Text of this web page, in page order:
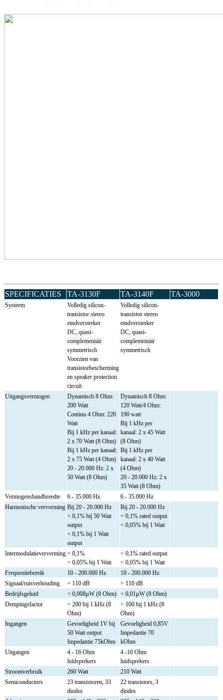
SPECIFICATIES TA-3130F TA-3140F TA-3000
Systeem
Volledig silicon-
transistor stereo
eindversterker
DC, quasi-
complementair
symmetrisch
Voorzien van
transistorbescherming
en speaker protection
circuit
Volledig silicon-
transistor stereo
eindversterker
DC, quasi-
complementair
symmetrisch
Uitgangsvermogen
Dynamisch 8 Ohm:
200 Watt
Continu 4 Ohm: 220
Watt
Bij 1 kHz per kanaal:
2 x 70 Watt (8 Ohm)
Bij 1 kHz per kanaal:
2 x 75 Watt (4 Ohm)
20 - 20.000 Hz: 2 x
50 Watt (8 Ohm)
Dynamisch 8 Ohm:
120 Watt/4 Ohm:
190 watt
Bij 1 kHz per
kanaal: 2 x 45 Watt
(8 Ohm)
Bij 1 kHz per
kanaal: 2 x 40 Watt
(4 Ohm)
20 - 20.000 Hz: 2 x
35 Watt (8 Ohm)
Vermogensbandbreedte
6 - 35.000 Hz
6 - 35.000 Hz
Harmonische vervorming Bij 20 - 20.000 Hz
< 0,1% bij 50 Watt
output
< 0,1% bij 1 Watt
output
Bij 20 - 20.000 Hz
< 0,1% rated output
< 0,05% bij 1 Watt
Intermodulatieververming < 0,1%
< 0,05% bij 1 Watt
< 0,1% rated output
< 0,05% bij 1 Watt
Frequentiebereik
10 - 200.000 Hz
10 - 200.000 Hz
Signaal/ruisverhouding
> 110 dB
> 110 dB
Bedrijfsgeluid
< 0,008µW (8 Ohm) < 0,01µW (8 Ohm)
Dempingsfactor
> 200 bij 1 kHz (8
Ohm)
> 100 bij 1 kHz (8
Ohm)
Ingangen
Gevoeligheid 1V bij
50 Watt output
Impedantie 75kOhm
Gevoeligheid 0,85V
Impedantie 70
kOhm
Uitgangen
4 - 16 Ohm
luidsprekers
4 -16 Ohm
luidsprekers
Stroomverbruik
260 Watt
210 Watt
Semiconductors
23 transistoren, 33
diodes
22 transistors, 3
diodes